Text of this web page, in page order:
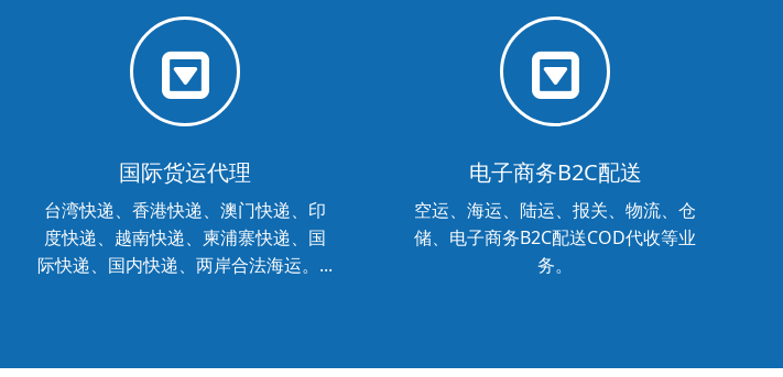
国际货运代理
台湾快递、香港快递、澳门快递、印
度快递、越南快递、柬浦寨快递、国
际快递、国内快递、两岸合法海运。...
电子商务B2C配送
空运、海运、陆运、报关、物流、仓
储、电子商务B2C配送COD代收等业
务。